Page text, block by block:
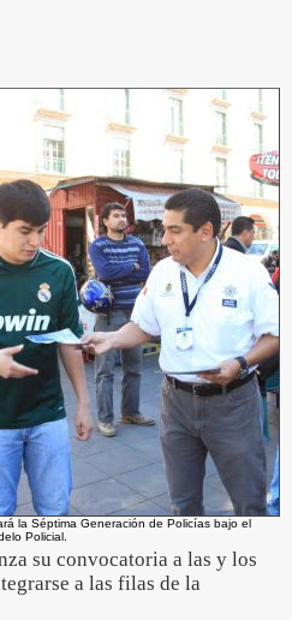
la Séptima Generación de Policías bajo el
Policial.
su convocatoria a las y los
a las filas de la